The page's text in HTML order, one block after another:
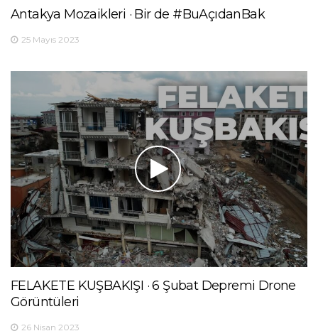
Antakya Mozaikleri · Bir de #BuAçıdanBak
25 Mayıs 2023
FELAKETE KUŞBAKIŞI · 6 Şubat Depremi Drone
Görüntüleri
26 Nisan 2023